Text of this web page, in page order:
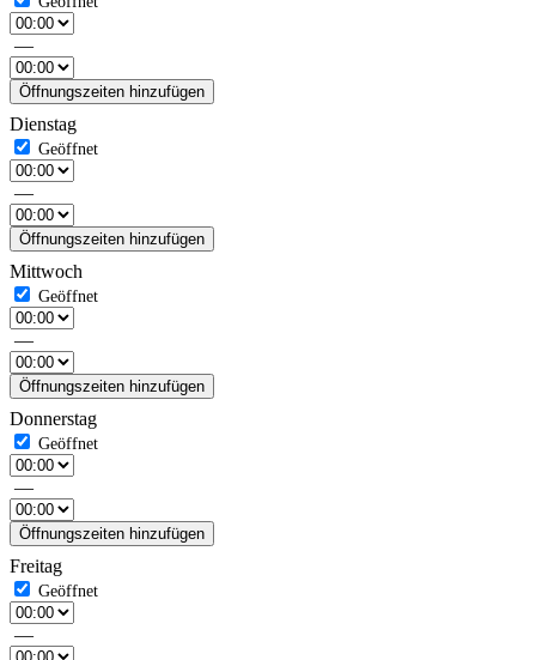
—
Öffnungszeiten hinzufügen
Dienstag
—
Öffnungszeiten hinzufügen
Mittwoch
—
Öffnungszeiten hinzufügen
Donnerstag
—
Öffnungszeiten hinzufügen
Freitag
—